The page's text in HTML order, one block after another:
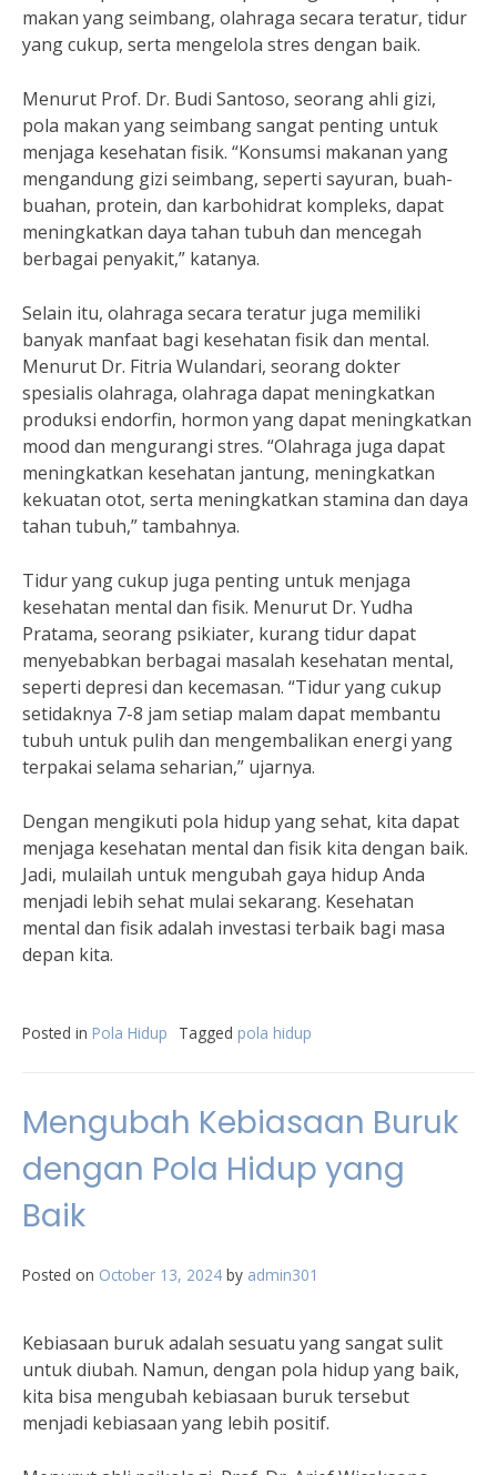
makan yang seimbang, olahraga secara teratur, tidur
yang cukup, serta mengelola stres dengan baik.
Menurut Prof. Dr. Budi Santoso, seorang ahli gizi,
pola makan yang seimbang sangat penting untuk
menjaga kesehatan fisik. “Konsumsi makanan yang
mengandung gizi seimbang, seperti sayuran, buah-
buahan, protein, dan karbohidrat kompleks, dapat
meningkatkan daya tahan tubuh dan mencegah
berbagai penyakit,” katanya.
Selain itu, olahraga secara teratur juga memiliki
banyak manfaat bagi kesehatan fisik dan mental.
Menurut Dr. Fitria Wulandari, seorang dokter
spesialis olahraga, olahraga dapat meningkatkan
produksi endorfin, hormon yang dapat meningkatkan
mood dan mengurangi stres. “Olahraga juga dapat
meningkatkan kesehatan jantung, meningkatkan
kekuatan otot, serta meningkatkan stamina dan daya
tahan tubuh,” tambahnya.
Tidur yang cukup juga penting untuk menjaga
kesehatan mental dan fisik. Menurut Dr. Yudha
Pratama, seorang psikiater, kurang tidur dapat
menyebabkan berbagai masalah kesehatan mental,
seperti depresi dan kecemasan. “Tidur yang cukup
setidaknya 7-8 jam setiap malam dapat membantu
tubuh untuk pulih dan mengembalikan energi yang
terpakai selama seharian,” ujarnya.
Dengan mengikuti pola hidup yang sehat, kita dapat
menjaga kesehatan mental dan fisik kita dengan baik.
Jadi, mulailah untuk mengubah gaya hidup Anda
menjadi lebih sehat mulai sekarang. Kesehatan
mental dan fisik adalah investasi terbaik bagi masa
depan kita.
Posted in Pola Hidup Tagged pola hidup
Mengubah Kebiasaan Buruk
dengan Pola Hidup yang
Baik
Posted on October 13, 2024 by admin301
Kebiasaan buruk adalah sesuatu yang sangat sulit
untuk diubah. Namun, dengan pola hidup yang baik,
kita bisa mengubah kebiasaan buruk tersebut
menjadi kebiasaan yang lebih positif.